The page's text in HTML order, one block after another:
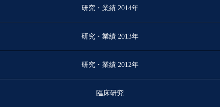
研究・業績 2014年
研究・業績 2013年
研究・業績 2012年
臨床研究